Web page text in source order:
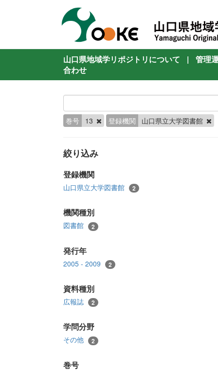
山口県地域学リポジトリについて |
管理
合わせ
巻号 13 登録機関 山口県立大学図書館
絞り込み
登録機関
山口県立大学図書館 2
機関種別
図書館 2
発行年
2005 - 2009 2
資料種別
広報誌 2
学問分野
その他 2
巻号